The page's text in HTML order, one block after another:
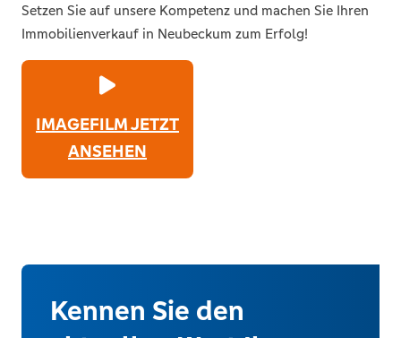
Setzen Sie auf unsere Kompetenz und machen Sie Ihren
Immobilienverkauf in Neubeckum zum Erfolg!
IMAGEFILM JETZT
ANSEHEN
Kennen Sie den